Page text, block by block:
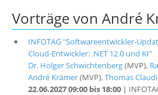
Vorträge von André
INFOTAG "Softwareentwickler-
Cloud-Entwickler: .NET 12.0 und KI"
Dr. Holger Schwichtenberg(MVP),
André Krämer(MVP),Thomas
22.06.2027 09:00 bis 18:00|